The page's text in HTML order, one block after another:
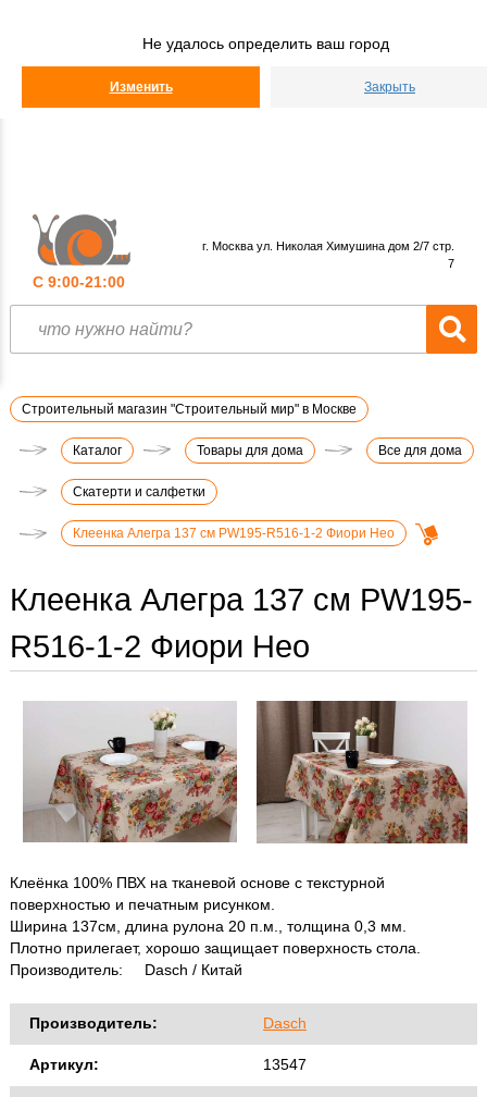
Не удалось определить ваш город
Изменить Закрыть
С 9:00-21:00
г. Москва ул. Николая Химушина дом 2/7 стр.
7
Строительный магазин "Строительный мир" в Москве
Каталог Товары для дома Все для дома
Скатерти и салфетки
Клеенка Алегра 137 см PW195-R516-1-2 Фиори Нео
Клеенка Алегра 137 см PW195-
R516-1-2 Фиори Нео
Клеёнка 100% ПВХ на тканевой основе с текстурной
поверхностью и печатным рисунком.
Ширина 137см, длина рулона 20 п.м., толщина 0,3 мм.
Плотно прилегает, хорошо защищает поверхность стола.
Производитель: Dasch / Китай
Производитель: Dasch
Артикул: 13547